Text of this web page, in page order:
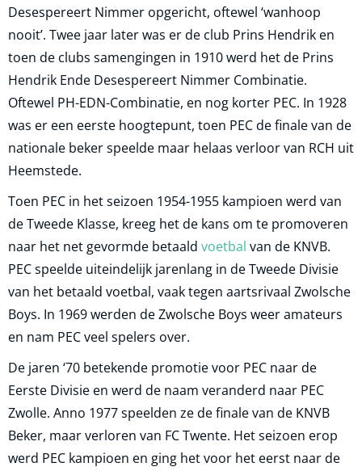
Desespereert Nimmer opgericht, oftewel ‘wanhoop
nooit’. Twee jaar later was er de club Prins Hendrik en
toen de clubs samengingen in 1910 werd het de Prins
Hendrik Ende Desespereert Nimmer Combinatie.
Oftewel PH-EDN-Combinatie, en nog korter PEC. In 1928
was er een eerste hoogtepunt, toen PEC de finale van de
nationale beker speelde maar helaas verloor van RCH uit
Heemstede.
Toen PEC in het seizoen 1954-1955 kampioen werd van
de Tweede Klasse, kreeg het de kans om te promoveren
naar het net gevormde betaald voetbal van de KNVB.
PEC speelde uiteindelijk jarenlang in de Tweede Divisie
van het betaald voetbal, vaak tegen aartsrivaal Zwolsche
Boys. In 1969 werden de Zwolsche Boys weer amateurs
en nam PEC veel spelers over.
De jaren ‘70 betekende promotie voor PEC naar de
Eerste Divisie en werd de naam veranderd naar PEC
Zwolle. Anno 1977 speelden ze de finale van de KNVB
Beker, maar verloren van FC Twente. Het seizoen erop
werd PEC kampioen en ging het voor het eerst naar de